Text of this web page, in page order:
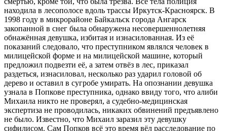
находила в лесополосе вдоль трассы Иркутск-Красноярск. В
1998 году в микрорайоне Байкальск города Ангарск
закопанной в снег была обнаружена несовершеннолетняя
обнажённая девушка, избитая и изнасилованная. Из её
показаний следовало, что преступником являлся человек в
милицейской форме и на милицейской машине, который
предложил подвезти её, а затем отвёз в лес, приказал
раздеться, изнасиловал, несколько раз ударил головой об
дерево и оставил в сугробе умирать. На опознании девушка
узнала в Попкове преступника, однако ввиду того, что алиби
Михаила никто не проверял, а судебно-медицинская
экспертиза не проводилась, никаких обвинений предъявлено
не было. Известно, что Михаил заразил эту девушку
сифилисом. Сам Попков всё это время вёл расследование по